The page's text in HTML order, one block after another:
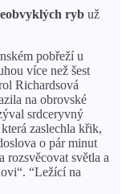
ryb už
pobřeží u
více než šest
Richardsová
na obrovské
srdceryvný
zaslechla křik,
o pár minut
rozsvěcovat světla a
“Ležící na